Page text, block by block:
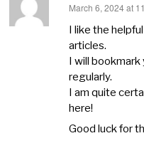
says:
March 6, 2024 at
I like the
articles.
I will bookmark
regularly.
I am quite
here!
Good luck for